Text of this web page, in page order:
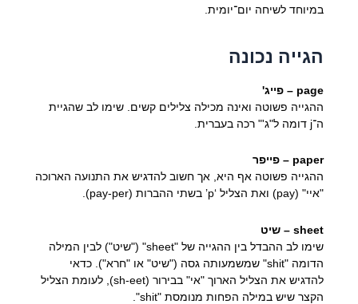
במיוחד לשיחה יום־יומית.
הגייה נכונה
page – פייג'
ההגייה פשוטה ואינה מכילה צלילים קשים. שימו לב שהגיית
ה־j דומה ל"ג'" רכה בעברית.
paper – פייפר
ההגייה פשוטה אף היא, אך חשוב להדגיש את התנועה הארוכה
"איי" (pay) ואת הצליל ‘p’ בשתי ההברות (pay-per).
sheet – שיט
שימו לב ההבדל בין ההגייה של "sheet" ("שיט") לבין המילה
הדומה "shit" שמשמעותה גסה ("שיט" או "חרא"). כדאי
להדגיש את הצליל הארוך "אי" בבירור (sh-eet), לעומת הצליל
הקצר שיש במילה הפחות מנומסת "shit".